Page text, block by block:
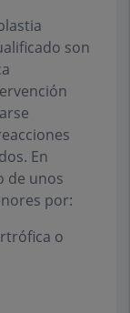
son
En
de unos
por:
o